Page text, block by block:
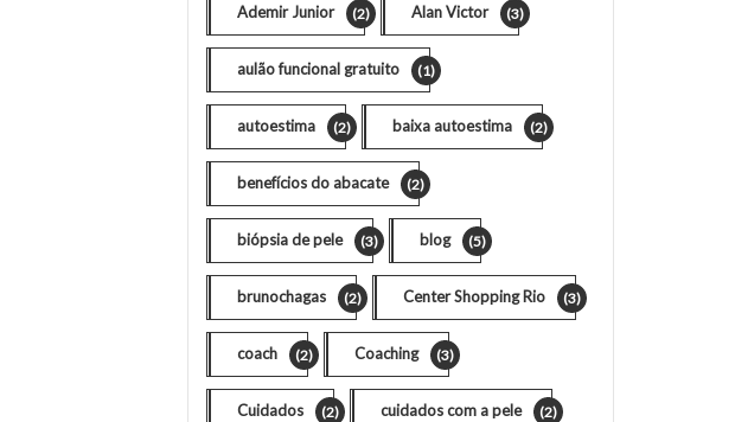
Ademir Junior (2) Alan Victor (3)
aulão funcional gratuito (1)
autoestima (2) baixa autoestima (2)
benefícios do abacate (2)
biópsia de pele (3) blog (5)
brunochagas (2) Center Shopping Rio (3)
coach (2) Coaching (3)
Cuidados (2) cuidados com a pele (2)